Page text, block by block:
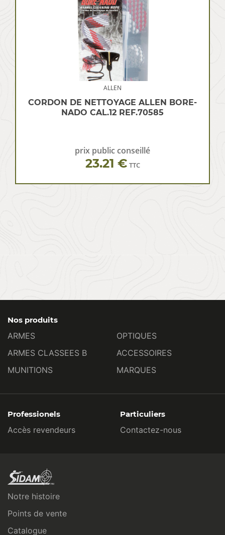
ALLEN
CORDON DE NETTOYAGE ALLEN BORE-
NADO CAL.12 REF.70585
prix public conseillé
23.21 € TTC
Nos produits
ARMES
ARMES CLASSEES B
MUNITIONS
OPTIQUES
ACCESSOIRES
MARQUES
Professionels
Accès revendeurs
Particuliers
Contactez-nous
Notre histoire
Points de vente
Catalogue